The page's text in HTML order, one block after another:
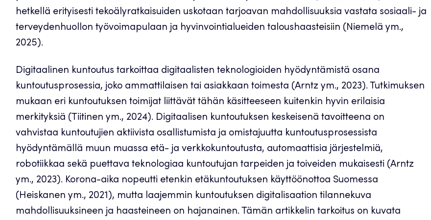
hetkellä erityisesti tekoälyratkaisuiden uskotaan tarjoavan mahdollisuuksia vastata sosiaali- ja
terveydenhuollon työvoimapulaan ja hyvinvointialueiden taloushaasteisiin (Niemelä ym.,
2025).
Digitaalinen kuntoutus tarkoittaa digitaalisten teknologioiden hyödyntämistä osana
kuntoutusprosessia, joko ammattilaisen tai asiakkaan toimesta (Arntz ym., 2023). Tutkimuksen
mukaan eri kuntoutuksen toimijat liittävät tähän käsitteeseen kuitenkin hyvin erilaisia
merkityksiä (Tiitinen ym., 2024). Digitaalisen kuntoutuksen keskeisenä tavoitteena on
vahvistaa kuntoutujien aktiivista osallistumista ja omistajuutta kuntoutusprosessista
hyödyntämällä muun muassa etä- ja verkkokuntoutusta, automaattisia järjestelmiä,
robotiikkaa sekä puettava teknologiaa kuntoutujan tarpeiden ja toiveiden mukaisesti (Arntz
ym., 2023). Korona-aika nopeutti etenkin etäkuntoutuksen käyttöönottoa Suomessa
(Heiskanen ym., 2021), mutta laajemmin kuntoutuksen digitalisaation tilannekuva
mahdollisuuksineen ja haasteineen on hajanainen. Tämän artikkelin tarkoitus on kuvata